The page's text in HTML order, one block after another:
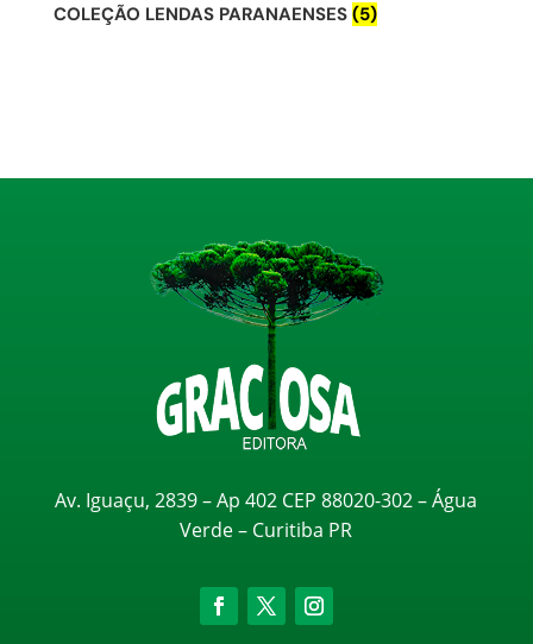
COLEÇÃO LENDAS PARANAENSES (5)
Av. Iguaçu, 2839 – Ap 402 CEP 88020-302 – Água
Verde – Curitiba PR